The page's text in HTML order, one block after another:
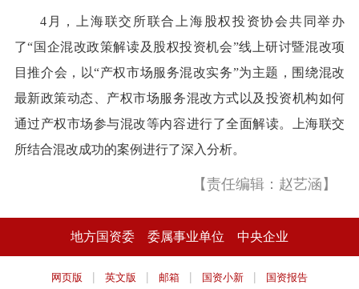
4月，上海联交所联合上海股权投资协会共同举办
了“国企混改政策解读及股权投资机会”线上研讨暨混改项
目推介会，以“产权市场服务混改实务”为主题，围绕混改
最新政策动态、产权市场服务混改方式以及投资机构如何
通过产权市场参与混改等内容进行了全面解读。上海联交
所结合混改成功的案例进行了深入分析。
【责任编辑：赵艺涵】
地方国资委 委属事业单位 中央企业
网页版 | 英文版 | 邮箱 | 国资小新 | 国资报告